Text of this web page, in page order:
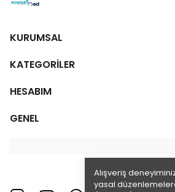
Alışveriş
yasal
KURUMSAL
KATEGORİLER
HESABIM
GENEL